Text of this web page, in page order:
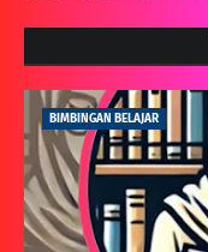
BIMBINGAN BELAJAR